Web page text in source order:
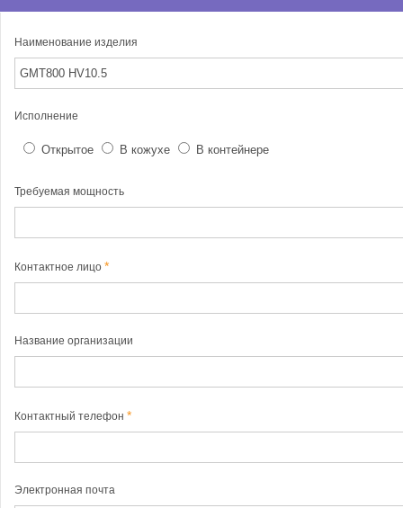
Наименование изделия
Исполнение
Открытое В кожухе В контейнере
Требуемая мощность
Контактное лицо
Название организации
Контактный телефон
Электронная почта